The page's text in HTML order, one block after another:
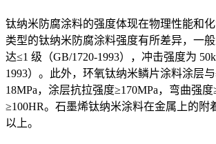
钛纳米防腐涂料的强度体现在物理性能和
类型的钛纳米防腐涂料强度有所差异，一
达≤1 级（GB/1720-1993），冲击强度为
1993）。此外，环氧钛纳米鳞片涂料涂层
18MPa，涂层抗拉强度≥170MPa，弯曲强
≥100HR。石墨烯钛纳米涂料在金属上的附
以上。